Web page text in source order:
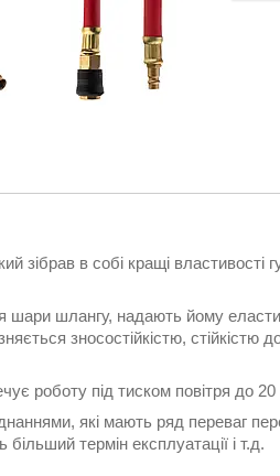
зібрав в собі кращі властивості
шари шлангу, надають йому
зносостійкістю, стійкістю
роботу під тиском повітря до
які мають ряд переваг
більший термін експлуатації і т.д.